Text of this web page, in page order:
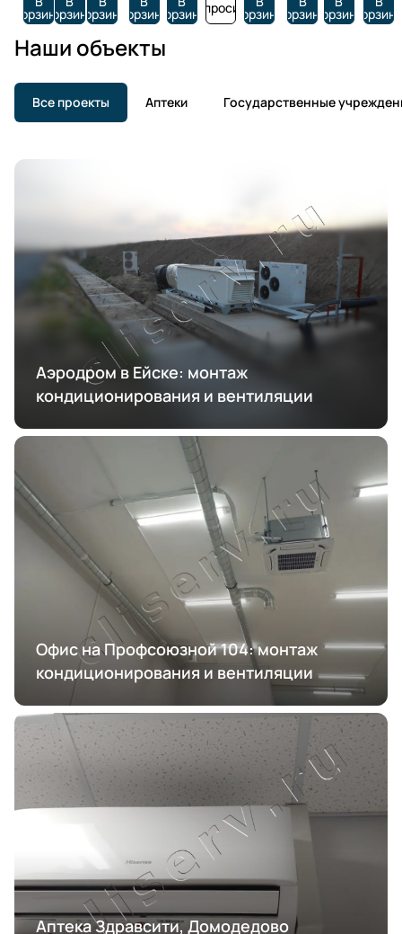
корзинукорзинукорзину корзинукорзинуЗапроситькорзину корзинукорзину
Наши объекты
Все проекты Аптеки Государственные
Аэродром в Ейске: монтаж
кондиционирования и вентиляции
Офис на Профсоюзной 104: монтаж
кондиционирования и вентиляции
Аптека Здравсити, Домодедово